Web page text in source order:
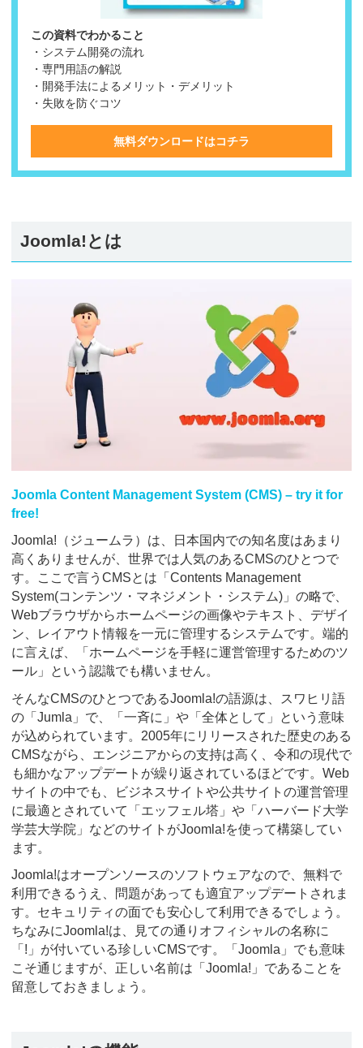
この資料でわかること
・システム開発の流れ
・専門用語の解説
・開発手法によるメリット・デメリット
・失敗を防ぐコツ
無料ダウンロードはコチラ
Joomla!とは
Joomla Content Management System (CMS) – try it for
free!
Joomla!（ジュームラ）は、日本国内での知名度はあまり
高くありませんが、世界では人気のあるCMSのひとつで
す。ここで言うCMSとは「Contents Management
System(コンテンツ・マネジメント・システム)」の略で、
Webブラウザからホームページの画像やテキスト、デザイ
ン、レイアウト情報を一元に管理するシステムです。端的
に言えば、「ホームページを手軽に運営管理するためのツ
ール」という認識でも構いません。
そんなCMSのひとつであるJoomla!の語源は、スワヒリ語
の「Jumla」で、「一斉に」や「全体として」という意味
が込められています。2005年にリリースされた歴史のある
CMSながら、エンジニアからの支持は高く、令和の現代で
も細かなアップデートが繰り返されているほどです。Web
サイトの中でも、ビジネスサイトや公共サイトの運営管理
に最適とされていて「エッフェル塔」や「ハーバード大学
学芸大学院」などのサイトがJoomla!を使って構築してい
ます。
Joomla!はオープンソースのソフトウェアなので、無料で
利用できるうえ、問題があっても適宜アップデートされま
す。セキュリティの面でも安心して利用できるでしょう。
ちなみにJoomla!は、見ての通りオフィシャルの名称に
「!」が付いている珍しいCMSです。「Joomla」でも意味
こそ通じますが、正しい名前は「Joomla!」であることを
留意しておきましょう。